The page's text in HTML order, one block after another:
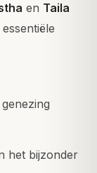
en Taila
het bijzonder